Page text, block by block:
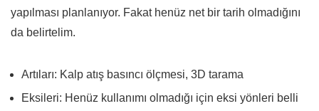
yapılması planlanıyor. Fakat henüz net bir tarih olmadığını
da belirtelim.
Artıları: Kalp atış basıncı ölçmesi, 3D tarama
Eksileri: Henüz kullanımı olmadığı için eksi yönleri belli